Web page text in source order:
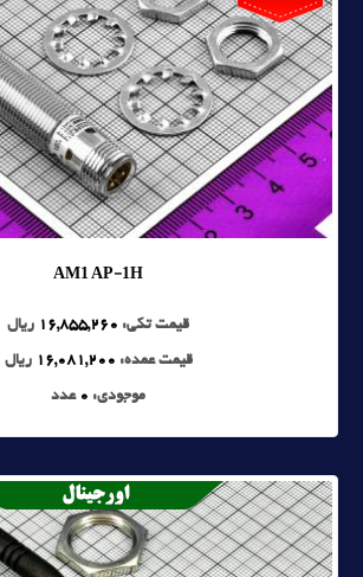
AM1 AP-1H
قیمت تکی: 16,855,260 ریال
قیمت عمده: 16,081,200 ریال
موجودی: 0 عدد